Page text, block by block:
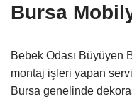
Bursa
Bebek Odası Büyüyen
montaj işleri yapan
Bursa genelinde